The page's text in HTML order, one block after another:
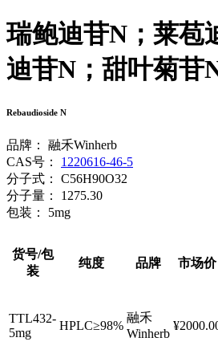
瑞鲍迪苷N；莱苞
迪苷N；甜叶菊苷
Rebaudioside N
品牌：
融禾Winherb
CAS号：
1220616-46-5
分子式：
C56H90O32
分子量：
1275.30
包装：
5mg
货号/包
装
纯度 品牌 市场价
TTL432-
5mg
HPLC≥98%
融禾
Winherb